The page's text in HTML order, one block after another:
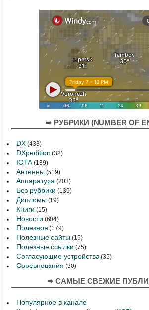
➡ РУБРИКИ (NUMBER OF
DX (433)
DXpedition (32)
IOTA(139)
Антенны (519)
Аппаратура (203)
Без рубрики (139)
Дипломы (19)
Книги (15)
Новости (604)
Полезное (179)
Полезные сайты (15)
Полезные ссылки (75)
Согласующие устройства (35)
Соревнования (30)
➡ САМЫЕ СВЕЖИЕ
Популярное в канале